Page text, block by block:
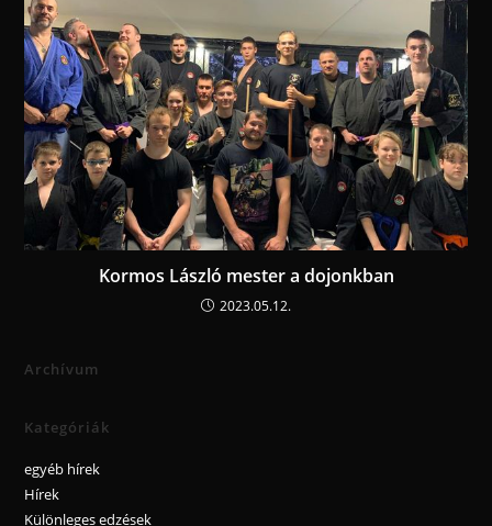
Kormos László mester a dojonkban
2023.05.12.
Archívum
Kategóriák
egyéb hírek
Hírek
Különleges edzések